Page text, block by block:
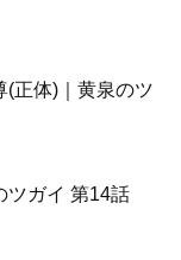
(正体)｜黄泉のツ
ツガイ 第14話